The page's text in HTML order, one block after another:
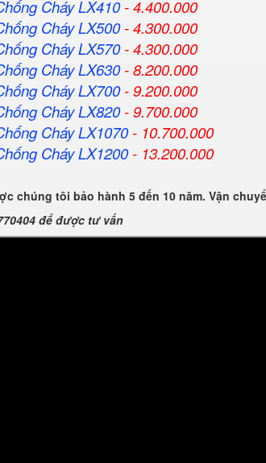
Cháy LX410- 4.400.000
Cháy LX500- 4.300.000
Cháy LX570- 4.300.000
Cháy LX630- 8.200.000
Cháy LX700- 9.200.000
Cháy LX820- 9.700.000
Cháy LX1070- 10.700.000
Cháy LX1200- 13.200.000
chúng tôi bảo hành 5 đến 10 năm. Vận
để được tư vấn